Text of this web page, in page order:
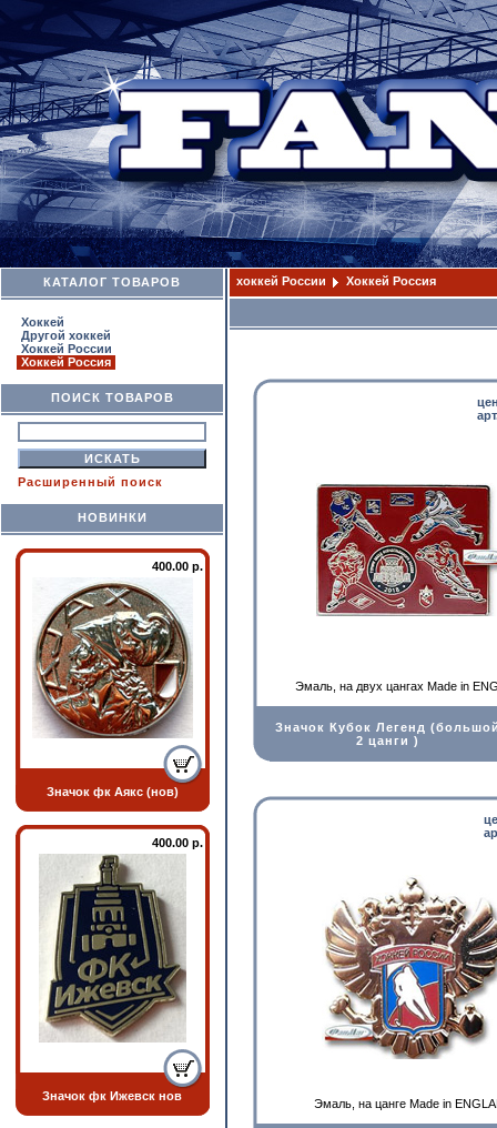
КАТАЛОГ ТОВАРОВ
Хоккей
Другой хоккей
Хоккей России
Хоккей Россия
ПОИСК ТОВАРОВ
Расширенный поиск
НОВИНКИ
400.00 р.
Значок фк Аякс (нов)
400.00 р.
Значок фк Ижевск нов
хоккей России Хоккей Россия
Эмаль, на двух цангах Made in
Значок Кубок Легенд
2 цанги )
Эмаль, на цанге Made in